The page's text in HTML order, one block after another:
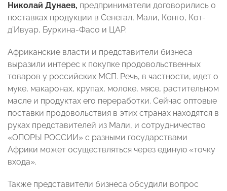
Николай Дунаев, предприниматели договорились о
поставках продукции в Сенегал, Мали, Конго, Кот-
д’Ивуар, Буркина-Фасо и ЦАР.
Африканские власти и представители бизнеса
выразили интерес к покупке продовольственных
товаров у российских МСП. Речь, в частности, идет о
муке, макаронах, крупах, молоке, мясе, растительном
масле и продуктах его переработки. Сейчас оптовые
поставки продовольствия в этих странах находятся в
руках представителей из Мали, и сотрудничество
«ОПОРЫ РОССИИ» с разными государствами
Африки может осуществляться через единую «точку
входа».
Также представители бизнеса обсудили вопрос